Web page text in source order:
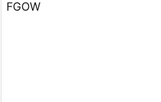
FGOW